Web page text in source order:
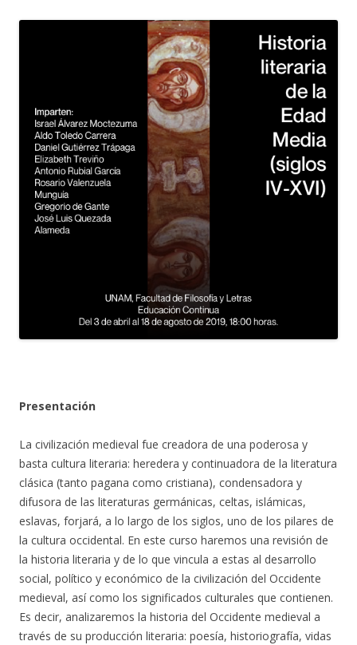
Presentación
La civilización medieval fue creadora de una poderosa y
basta cultura literaria: heredera y continuadora de la literatura
clásica (tanto pagana como cristiana), condensadora y
difusora de las literaturas germánicas, celtas, islámicas,
eslavas, forjará, a lo largo de los siglos, uno de los pilares de
la cultura occidental. En este curso haremos una revisión de
la historia literaria y de lo que vincula a estas al desarrollo
social, político y económico de la civilización del Occidente
medieval, así como los significados culturales que contienen.
Es decir, analizaremos la historia del Occidente medieval a
través de su producción literaria: poesía, historiografía, vidas